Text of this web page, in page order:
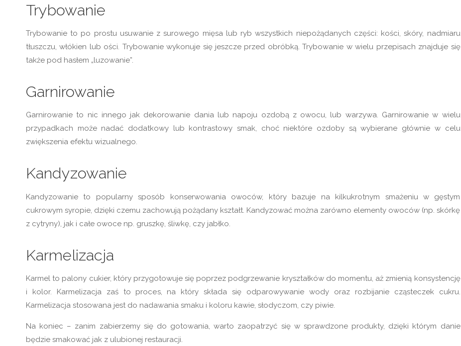
Trybowanie
Trybowanie to po prostu usuwanie z surowego mięsa lub ryb wszystkich niepożądanych części: kości, skóry, nadmiaru
tłuszczu, włókien lub ości. Trybowanie wykonuje się jeszcze przed obróbką. Trybowanie w wielu przepisach znajduje się
także pod hasłem „luzowanie”.
Garnirowanie
Garnirowanie to nic innego jak dekorowanie dania lub napoju ozdobą z owocu, lub warzywa. Garnirowanie w wielu
przypadkach może nadać dodatkowy lub kontrastowy smak, choć niektóre ozdoby są wybierane głównie w celu
zwiększenia efektu wizualnego.
Kandyzowanie
Kandyzowanie to popularny sposób konserwowania owoców, który bazuje na kilkukrotnym smażeniu w gęstym
cukrowym syropie, dzięki czemu zachowują pożądany kształt. Kandyzować można zarówno elementy owoców (np. skórkę
z cytryny), jak i całe owoce np. gruszkę, śliwkę, czy jabłko.
Karmelizacja
Karmel to palony cukier, który przygotowuje się poprzez podgrzewanie kryształków do momentu, aż zmienią konsystencję
i kolor. Karmelizacja zaś to proces, na który składa się odparowywanie wody oraz rozbijanie cząsteczek cukru.
Karmelizacja stosowana jest do nadawania smaku i koloru kawie, słodyczom, czy piwie.
Na koniec – zanim zabierzemy się do gotowania, warto zaopatrzyć się w sprawdzone produkty, dzięki którym danie
będzie smakować jak z ulubionej restauracji.